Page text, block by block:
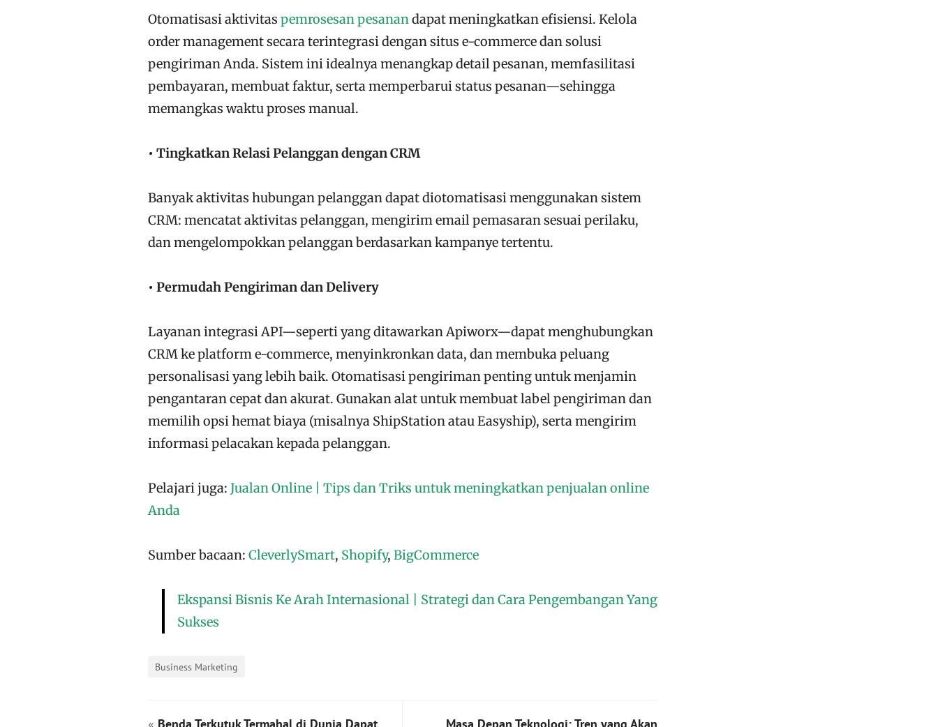
Otomatisasi aktivitas pemrosesan pesanandapat meningkatkan efisiensi. Kelola
order management secara terintegrasi dengan situs e-commerce dan solusi
pengiriman Anda. Sistem ini idealnya menangkap detail pesanan, memfasilitasi
pembayaran, membuat faktur, serta memperbarui status pesanan—sehingga
memangkas waktu proses manual.
• Tingkatkan Relasi Pelanggan dengan CRM
Banyak aktivitas hubungan pelanggan dapat diotomatisasi menggunakan sistem
CRM: mencatat aktivitas pelanggan, mengirim email pemasaran sesuai perilaku,
dan mengelompokkan pelanggan berdasarkan kampanye tertentu.
• Permudah Pengiriman dan Delivery
Layanan integrasi API—seperti yang ditawarkan Apiworx—dapat menghubungkan
CRM ke platform e-commerce, menyinkronkan data, dan membuka peluang
personalisasi yang lebih baik. Otomatisasi pengiriman penting untuk menjamin
pengantaran cepat dan akurat. Gunakan alat untuk membuat label pengiriman dan
memilih opsi hemat biaya (misalnya ShipStation atau Easyship), serta mengirim
informasi pelacakan kepada pelanggan.
Pelajari juga: Jualan Online | Tips dan Triks untuk meningkatkan penjualan online
Anda
Sumber bacaan: CleverlySmart, Shopify, BigCommerce
Ekspansi Bisnis Ke Arah Internasional | Strategi dan Cara Pengembangan Yang
Sukses
Business Marketing
« Benda Terkutuk Termahal di Dunia Dapat Masa Depan Teknologi: Tren yang Akan